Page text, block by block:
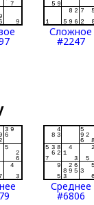
Сложное
#2247
Среднее
#6806